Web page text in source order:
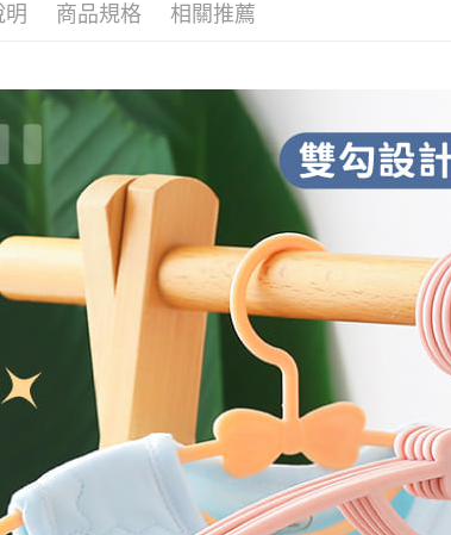
明 商品規格 相關推薦